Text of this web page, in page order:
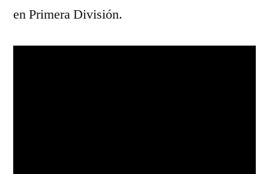
en Primera División.